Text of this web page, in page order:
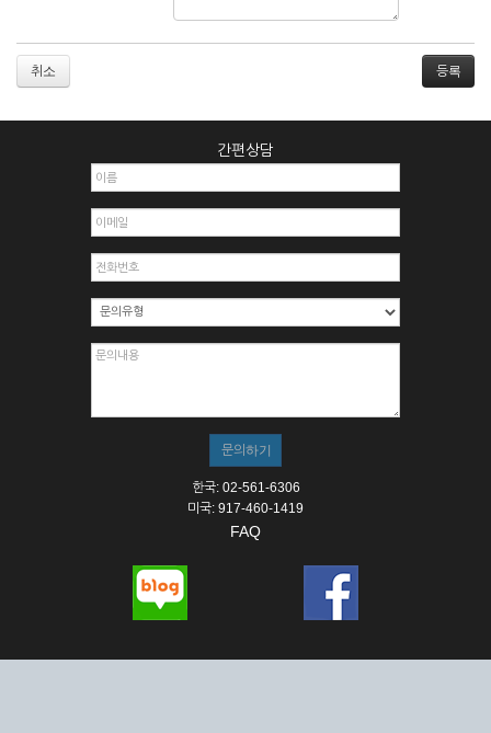
거절하거나 취소할 수 있으며, 실명으로 등록하지 않은 자의 일
2. 개인정보를 허위로 기재하여 신청할 경우
3. 경쟁 관게에 있는 이용자가 신청할 경우
4. 타인의 서비스 이용을 방해하거나, 정보를 도용한 경우
6. 이용자가 영업활동 또는 부정한 용도로 본 서비스를 이용할
7. 회사의 정보를 사전 승낙 없이 전재, 변조, 복사하여 이용하
8. 기타 회사가 정한 제반 사항을 위반하며 신청하는 경우
제5조 (서비스의 이용 및 중지)
② 시스템 점검, 교체 및 고장, 기술적인 이유, 국가비상사태, 정
스가 불가능할 경우 회사는 사전 공지나 예고 없이 서비스의 전
부 또는 일부를 일시적 또는 영구적으로 중지할 수 있습니다.
③ 기타 회사는 서비스를 제공할 수 없는 합당한 사유가 발생한
④ 회사는 제 2항 및 제 3항의 사유로 서비스의 제공이 일시적
여 배상하지 않습니다.
제3장 권리 및 의무
취소
간편상담
한국: 02-561-6306
미국: 917-460-1419
FAQ